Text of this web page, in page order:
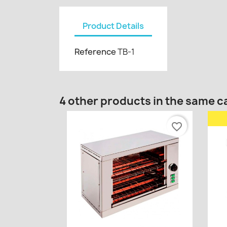
Product Details
ReferenceTB-1
4 other products in the same
favorite_border